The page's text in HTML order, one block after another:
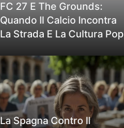
FC 27 E The Grounds:
Quando Il Calcio Incontra
La Strada E La Cultura Pop
La Spagna Contro Il